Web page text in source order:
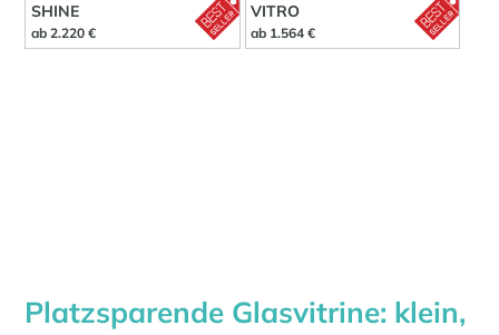
SHINE
ab 2.220 €
VITRO
ab 1.564 €
Platzsparende Glasvitrine: klein,